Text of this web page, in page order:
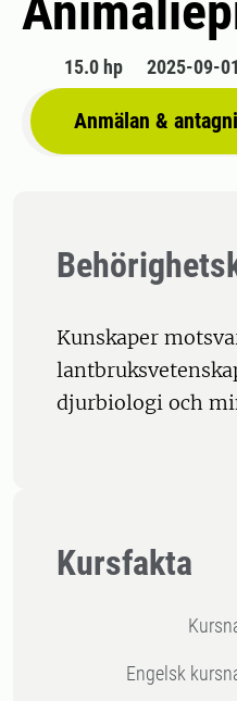
15.0 hp 2025-09-
Anmälan &
Kunskaper
djurbiologi och
Kursfakta
Engelsk